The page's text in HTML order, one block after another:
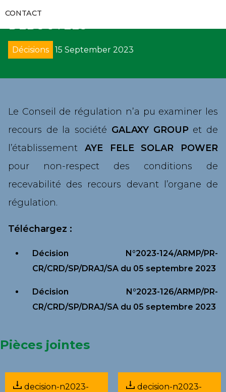
APPELS D’OFFRES
FORMATIONS
CODES DES MARCHÉS PUBLICS
DÉCRETS
ARRÊTÉS
RECOURS
DÉNONCIATION
SOLLICIATION DE CONCILIATION
ARBITRAGE
REMISE DE PÉNALITÉS
COLLECTE DE DONNÉES
VIDÉOS
CONTACT
DES RECOURS, DES SOCIETES
DEBOUTEES
Décisions 15 September 2023
Le Conseil de régulation n’a pu examiner les
recours de la société GALAXY GROUPet de
l’établissement AYE FELE SOLAR POWER
pour non-respect des conditions de
recevabilité des recours devant l’organe de
régulation.
Téléchargez :
Décision N°2023-124/ARMP/PR-
CR/CRD/SP/DRAJ/SA du 05 septembre 2023
Décision N°2023-126/ARMP/PR-
CR/CRD/SP/DRAJ/SA du 05 septembre 2023
Pièces jointes
decision-n2023-
decision-n2023-